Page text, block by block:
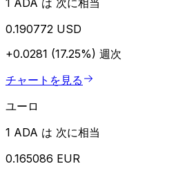
0.190772 USD
+0.0281 (17.25%) 週次
チャートを見る
ユーロ
1 ADA は 次に相当
0.165086 EUR